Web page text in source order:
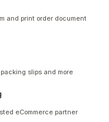
and print order document
slips and more
eCommerce partner